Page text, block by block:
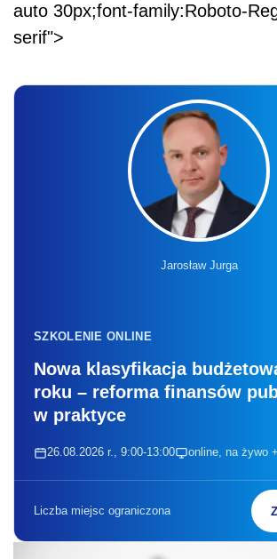
auto 30px;font-family:Roboto-
serif">
Jarosław Jurga
SZKOLENIE ONLINE
Nowa klasyfikacja
roku – reforma finansów
w praktyce
26.08.2026 r., 9:00-13:00 online, na żywo
Liczba miejsc ograniczona